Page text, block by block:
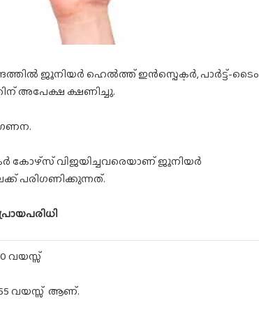
ജൂനിയർ ഹെല്‍ത്ത് ഇന്‍സ്പെക്ടര്‍, പാര്‍ട്ട്-ടൈം
അപേക്ഷ ക്ഷണിച്ചു.
കോഴ്സ് വിജയിച്ചവരെയാണ് ജൂനിയർ
പരിഗണിക്കുന്നത്.
പ്രായപരിധി
വയസ്സ്
55 വയസ്സ് ആണ്.